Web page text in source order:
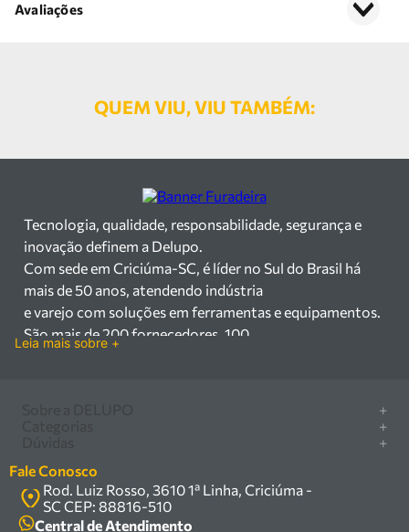
Avaliações
QUEM VIU, VIU TAMBÉM:
Broca SDS-Plus 8 x
100mm 2618 Trijet
Heller - 26754 0
R$ 72,47à vista
ou até 12x de R$ 6,41
x 210mm Amatools -
19,0021
R$ 31,53 à vista